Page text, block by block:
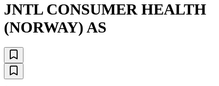
JNTL CONSUMER HEALTH
(NORWAY) AS